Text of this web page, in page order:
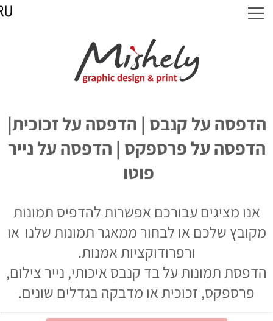
הדפסה על קנבס | הדפסה על זכוכית|
הדפסה על פרספקס | הדפסה על נייר
פוטו
אנו מציגים עבורכם אפשרות להדפיס תמונות
מקובץ שלכם או לבחור ממאגר תמונות שלנו או
ורפרודוקציות אמנות.
הדפסת תמונות על בד קנבס איכותי, נייר צילום,
פרספקס, זכוכית או מדבקה בגדלים שונים.